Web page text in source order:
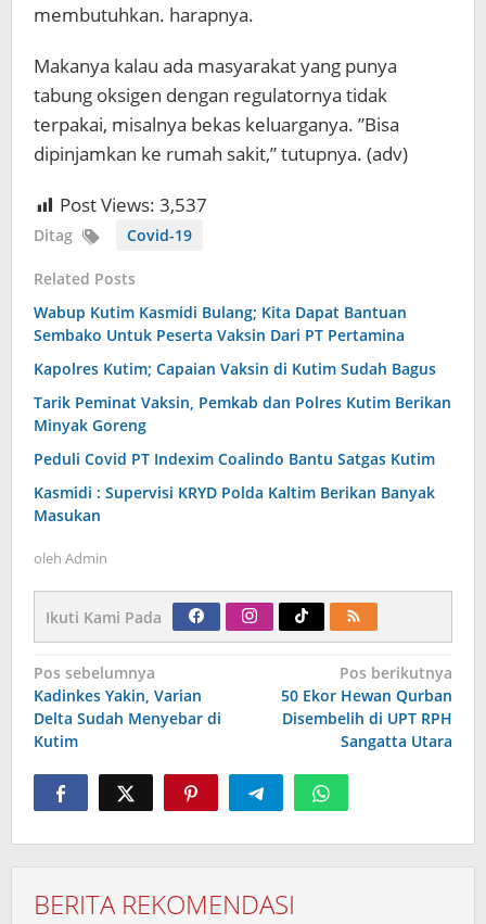
membutuhkan. harapnya.
Makanya kalau ada masyarakat yang punya
tabung oksigen dengan regulatornya tidak
terpakai, misalnya bekas keluarganya. ”Bisa
dipinjamkan ke rumah sakit,” tutupnya. (adv)
Post Views: 3,537
Ditag Covid-19
Related Posts
Wabup Kutim Kasmidi Bulang; Kita Dapat Bantuan
Sembako Untuk Peserta Vaksin Dari PT Pertamina
Kapolres Kutim; Capaian Vaksin di Kutim Sudah Bagus
Tarik Peminat Vaksin, Pemkab dan Polres Kutim Berikan
Minyak Goreng
Peduli Covid PT Indexim Coalindo Bantu Satgas Kutim
Kasmidi : Supervisi KRYD Polda Kaltim Berikan Banyak
Masukan
oleh Admin
Ikuti Kami Pada
Navigasi
pos
Pos sebelumnya
Kadinkes Yakin, Varian
Delta Sudah Menyebar di
Kutim
Pos berikutnya
50 Ekor Hewan Qurban
Disembelih di UPT RPH
Sangatta Utara
BERITA REKOMENDASI